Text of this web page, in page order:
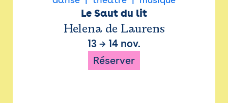
Le Saut du lit
Helena de Laurens
13 → 14 nov.
Réserver